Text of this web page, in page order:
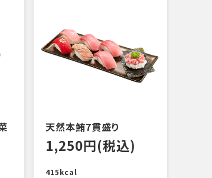
天然本鮪7貫盛り
1,250円(税込)
415kcal